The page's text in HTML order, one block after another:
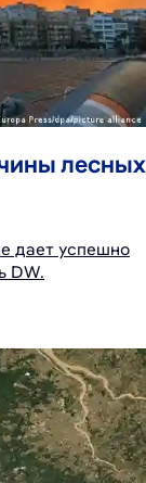
лесных
дает успешно
DW.